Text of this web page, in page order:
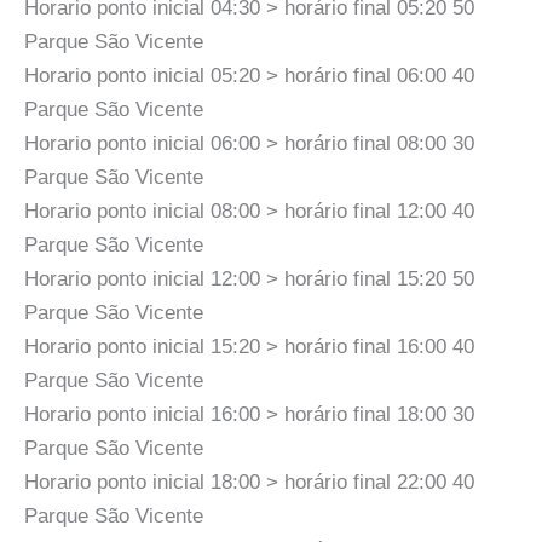
Horario ponto inicial 04:30 > horário final 05:20 50
Parque São Vicente
Horario ponto inicial 05:20 > horário final 06:00 40
Parque São Vicente
Horario ponto inicial 06:00 > horário final 08:00 30
Parque São Vicente
Horario ponto inicial 08:00 > horário final 12:00 40
Parque São Vicente
Horario ponto inicial 12:00 > horário final 15:20 50
Parque São Vicente
Horario ponto inicial 15:20 > horário final 16:00 40
Parque São Vicente
Horario ponto inicial 16:00 > horário final 18:00 30
Parque São Vicente
Horario ponto inicial 18:00 > horário final 22:00 40
Parque São Vicente